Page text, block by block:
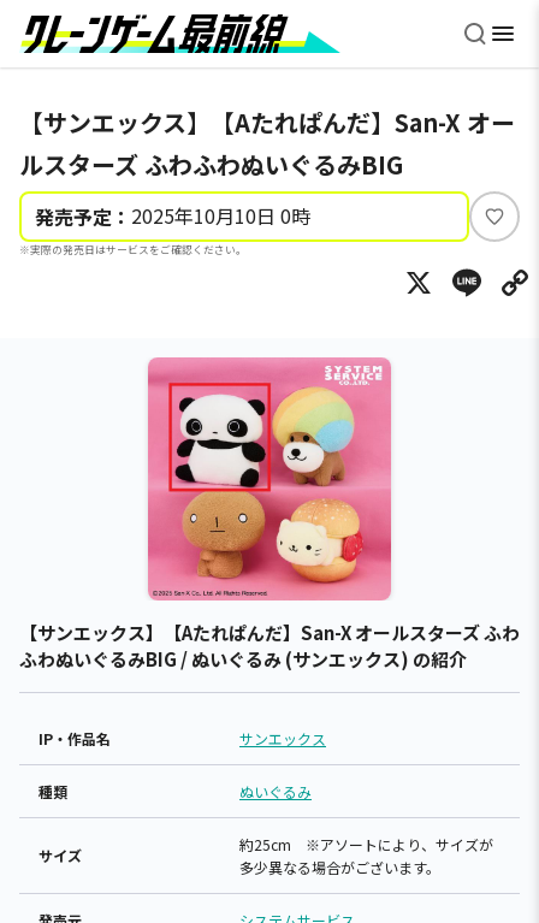
【サンエックス】【Aたれぱんだ】San-X オー
ルスターズ ふわふわぬいぐるみBIG
発売予定： 2025年10月10日 0時
※実際の発売日はサービスをご確認ください。
い
ね
X
【サンエックス】【Aたれぱんだ】San-X オールスターズ ふわ
ふわぬいぐるみBIG / ぬいぐるみ (サンエックス) の紹介
IP・作品名 サンエックス
種類 ぬいぐるみ
サイズ
約25cm ※アソートにより、サイズが
多少異なる場合がございます。